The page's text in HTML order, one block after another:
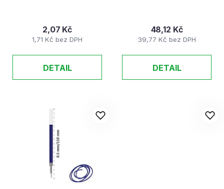
1,71 Kč bez DPH
2,07 Kč
DETAIL
39,77 Kč bez DPH
48,12 Kč
DETAIL